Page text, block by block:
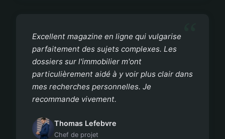
Excellent magazine en ligne qui vulgarise
parfaitement des sujets complexes. Les
dossiers sur l'immobilier m'ont
particulièrement aidé à y voir plus clair dans
mes recherches personnelles. Je
recommande vivement.
Thomas Lefebvre
Chef de projet